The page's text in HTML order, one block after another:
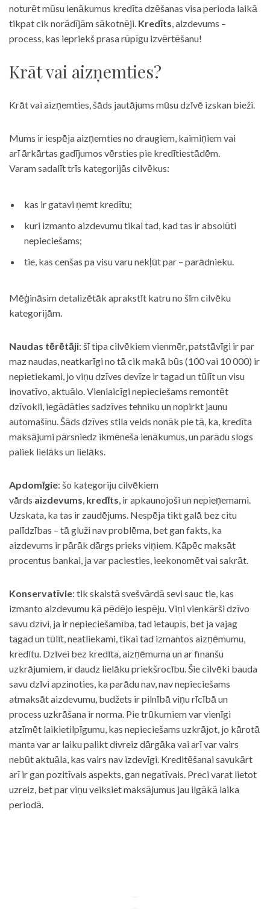
noturēt mūsu ienākumus kredīta dzēšanas visa perioda laikā
tikpat cik norādījām sākotnēji. Kredīts, aizdevums –
process, kas iepriekš prasa rūpīgu izvērtēšanu!
Krāt vai aizņemties?
Krāt vai aizņemties, šāds jautājums mūsu dzīvē izskan bieži.
Mums ir iespēja aizņemties no draugiem, kaimiņiem vai
arī ārkārtas gadījumos vērsties pie kredītiestādēm.
Varam sadalīt trīs kategorijās cilvēkus:
kas ir gatavi ņemt kredītu;
kuri izmanto aizdevumu tikai tad, kad tas ir absolūti
nepieciešams;
tie, kas cenšas pa visu varu nekļūt par – parādnieku.
Mēģināsim detalizētāk aprakstīt katru no šīm cilvēku
kategorijām.
Naudas tērētāji: šī tipa cilvēkiem vienmēr, patstāvīgi ir par
maz naudas, neatkarīgi no tā cik makā būs (100 vai 10 000) ir
nepietiekami, jo viņu dzīves devīze ir tagad un tūlīt un visu
inovatīvo, aktuālo. Vienlaicīgi nepieciešams remontēt
dzīvokli, iegādāties sadzīves tehniku un nopirkt jaunu
automašīnu. Šāds dzīves stila veids nonāk pie tā, ka, kredīta
maksājumi pārsniedz ikmēneša ienākumus, un parādu slogs
paliek lielāks un lielāks.
Apdomīgie: šo kategoriju cilvēkiem
vārds aizdevums, kredīts, ir apkaunojoši un nepieņemami.
Uzskata, ka tas ir zaudējums. Nespēja tikt galā bez citu
palīdzības – tā gluži nav problēma, bet gan fakts, ka
aizdevums ir pārāk dārgs prieks viņiem. Kāpēc maksāt
procentus bankai, ja var paciesties, ieekonomēt vai sakrāt.
Konservatīvie: tik skaistā svešvārdā sevi sauc tie, kas
izmanto aizdevumu kā pēdējo iespēju. Viņi vienkārši dzīvo
savu dzīvi, ja ir nepieciešamība, tad ietaupīs, bet ja vajag
tagad un tūlīt, neatliekami, tikai tad izmantos aizņēmumu,
kredītu. Dzīvei bez kredīta, aizņēmuma un ar finanšu
uzkrājumiem, ir daudz lielāku priekšrocību. Šie cilvēki bauda
savu dzīvi apzinoties, ka parādu nav, nav nepieciešams
atmaksāt aizdevumu, budžets ir pilnībā viņu rīcībā un
process uzkrāšana ir norma. Pie trūkumiem var vienīgi
atzīmēt laikietilpīgumu, kas nepieciešams uzkrājot, jo kārotā
manta var ar laiku palikt divreiz dārgāka vai arī var vairs
nebūt aktuāla, kas vairs nav izdevīgi. Kreditēšanai savukārt
arī ir gan pozitīvais aspekts, gan negatīvais. Preci varat lietot
uzreiz, bet par viņu veiksiet maksājumus jau ilgākā laika
periodā.